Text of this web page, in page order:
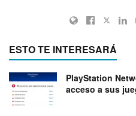
ESTO TE INTERESARÁ
PlayStation
acceso a sus